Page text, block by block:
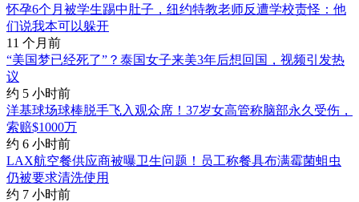
怀孕6个月被学生踢中肚子，纽约特教老师反遭学校责怪：他
们说我本可以躲开
11 个月前
“美国梦已经死了”？泰国女子来美3年后想回国，视频引发热
议
约 5 小时前
洋基球场球棒脱手飞入观众席！37岁女高管称脑部永久受伤，
索赔$1000万
约 6 小时前
LAX航空餐供应商被曝卫生问题！员工称餐具布满霉菌蛆虫
仍被要求清洗使用
约 7 小时前